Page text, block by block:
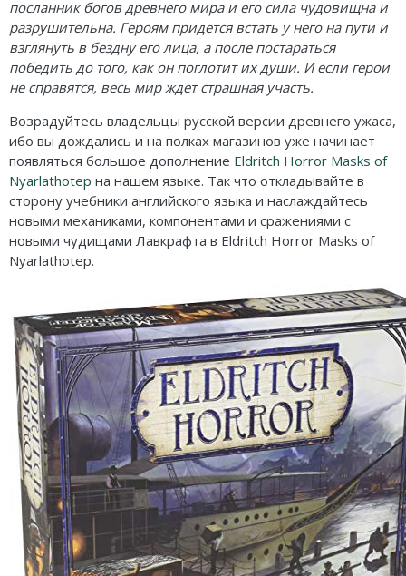
посланник богов древнего мира и его сила чудовищна и
разрушительна. Героям придется встать у него на пути и
взглянуть в бездну его лица, а после постараться
победить до того, как он поглотит их души. И если герои
не справятся, весь мир ждет страшная участь.
Возрадуйтесь владельцы русской версии древнего ужаса,
ибо вы дождались и на полках магазинов уже начинает
появляться большое дополнение Eldritch Horror Masks of
Nyarlathotep на нашем языке. Так что откладывайте в
сторону учебники английского языка и наслаждайтесь
новыми механиками, компонентами и сражениями с
новыми чудищами Лавкрафта в Eldritch Horror Masks of
Nyarlathotep.
Логические
Кооперативные
Стратегические
Приключения
Экономические
Тактические
Детективные
Игры-квесты
Викторины
Для взрослых (18+)
О мышах и тайнах
Эволюция
Зельеварение
Стиль Жизни
Crowd Games
Lavka Games
GaGa Games
Эврикус
Банда умников
Остальные серии
Пиксель Тактикс
Саграда